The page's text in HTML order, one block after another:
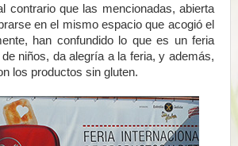
contrario que las mencionadas, abierta
en el mismo espacio que acogió el
han confundido lo que es un feria
niños, da alegría a la feria, y además,
los productos sin gluten.